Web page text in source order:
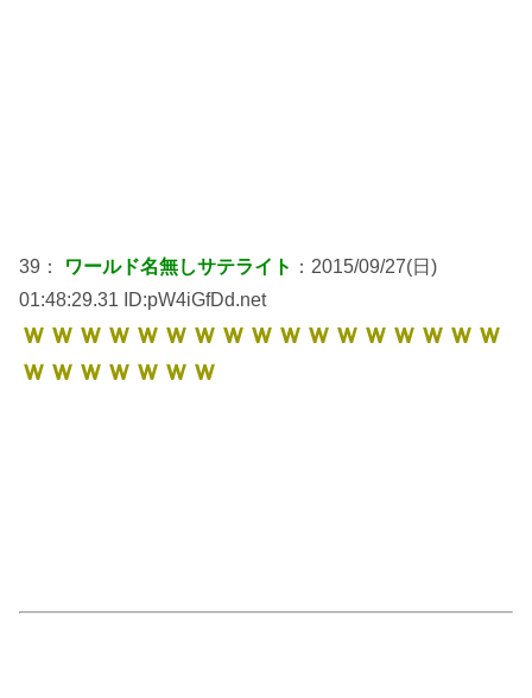
39： ワールド名無しサテライト ：2015/09/27(日)
01:48:29.31 ID:pW4iGfDd.net
ｗｗｗｗｗｗｗｗｗｗｗｗｗｗｗｗｗ
ｗｗｗｗｗｗｗ